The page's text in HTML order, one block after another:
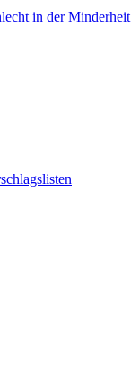
in der Minderheit